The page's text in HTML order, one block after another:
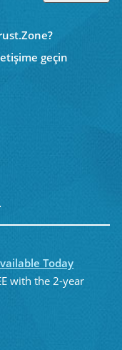
geçin
Today
with the 2-year